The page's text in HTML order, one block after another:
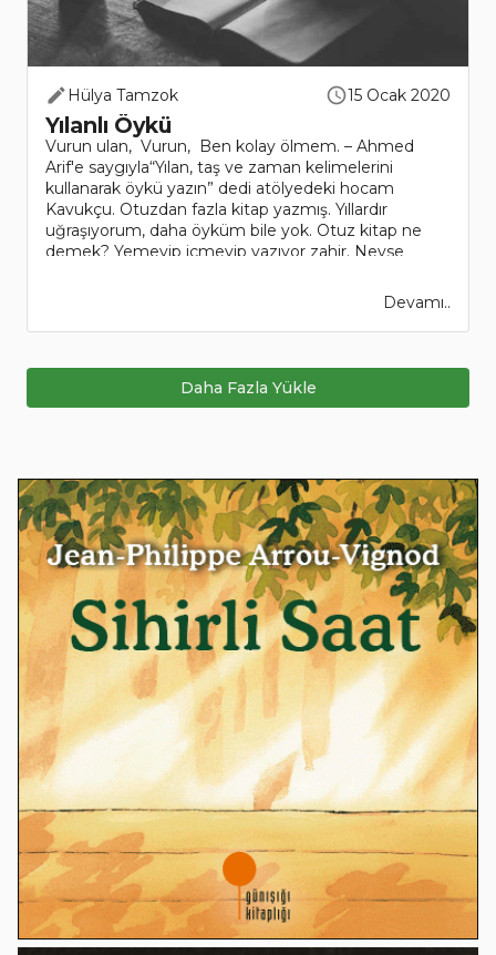
Hülya Tamzok 15 Ocak 2020
Yılanlı Öykü
Vurun ulan, Vurun, Ben kolay ölmem. – Ahmed
Arif'e saygıyla“Yılan, taş ve zaman kelimelerini
kullanarak öykü yazın” dedi atölyedeki hocam
Kavukçu. Otuzdan fazla kitap yazmış. Yıllardır
uğraşıyorum, daha öyküm bile yok. Otuz kitap ne
demek? Yemeyip içmeyip yazıyor zahir. Neyse
Devamı..
Daha Fazla Yükle